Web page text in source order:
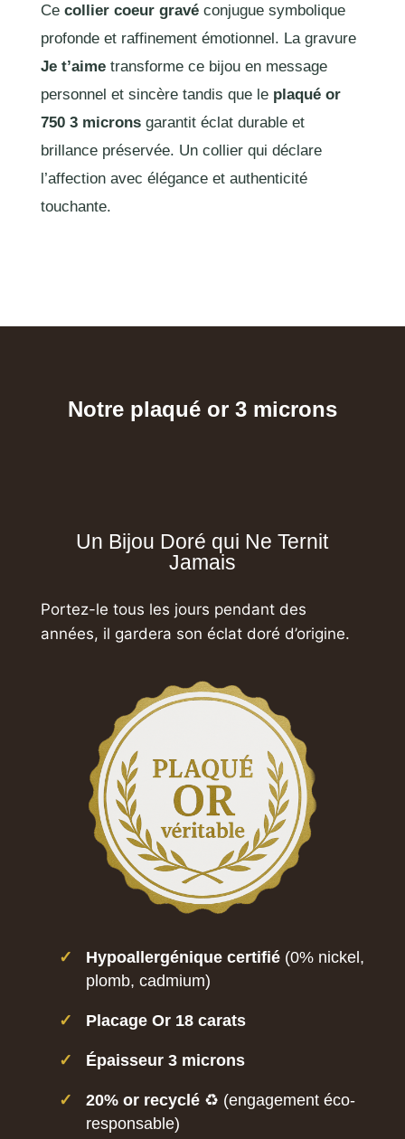
Ce collier coeur gravéconjugue symbolique
profonde et raffinement émotionnel. La gravure
Je t’aimetransforme ce bijou en message
personnel et sincère tandis que le plaqué or
750 3 micronsgarantit éclat durable et
brillance préservée. Un collier qui déclare
l’affection avec élégance et authenticité
touchante.
Notre plaqué or 3 microns
Un Bijou Doré qui Ne Ternit
Jamais
Portez-le tous les jours pendant des
années, il gardera son éclat doré d’origine.
✓ Hypoallergénique certifié(0% nickel,
plomb, cadmium)
✓ Placage Or 18 carats
✓ Épaisseur 3 microns
✓ 20% or recyclé♻️ (engagement éco-
responsable)